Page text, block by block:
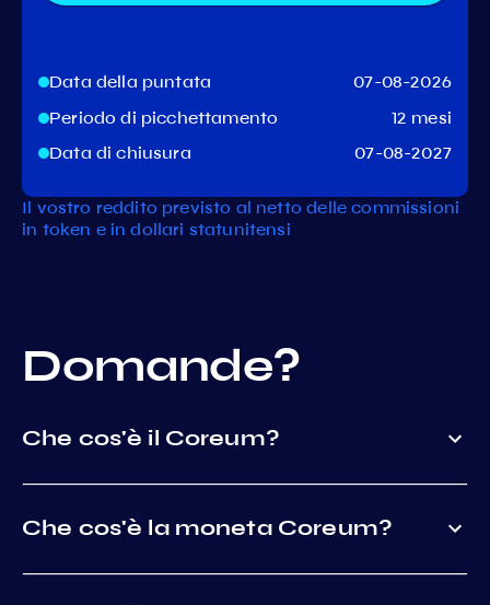
Data della puntata
07-08-2026
Periodo di picchettamento
12 mesi
Data di chiusura
07-08-2027
Il vostro reddito previsto al netto delle commissioni
in token e in dollari statunitensi
Domande?
Che cos'è il Coreum?
Che cos'è la moneta Coreum?